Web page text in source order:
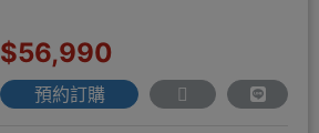
$56,990
預約訂購